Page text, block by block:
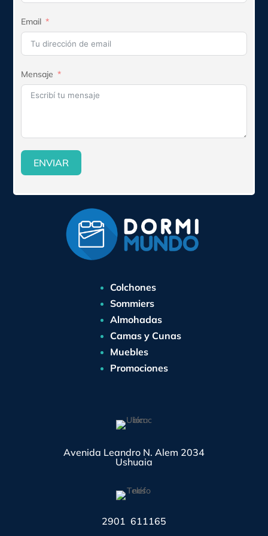
Colchones
Sommiers
Almohadas
Camas y Cunas
Muebles
Promociones
Avenida Leandro N. Alem 2034
Ushuaia
2901 611165
Email
Mensaje
ENVIAR